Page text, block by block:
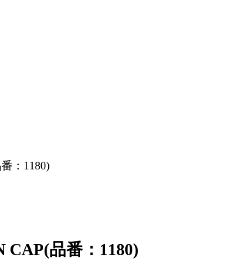
：1180)
CAP(品番：1180)